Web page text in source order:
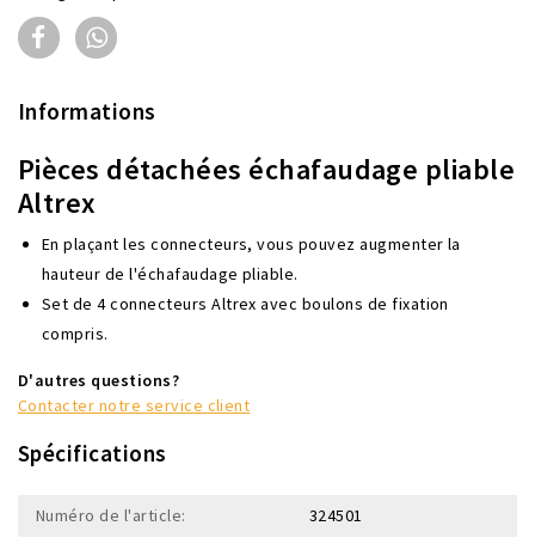
Informations
Pièces détachées échafaudage pliable
Altrex
En plaçant les connecteurs, vous pouvez augmenter la
hauteur de l'échafaudage pliable.
Set de 4 connecteurs Altrex avec boulons de fixation
compris.
D'autres questions?
Contacter notre service client
Spécifications
Numéro de l'article:
324501